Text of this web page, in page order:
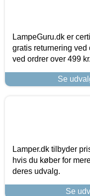
LampeGuru.dk er
gratis returnering ved
ved ordrer over 499
Se
Lamper.dk tilbyder
hvis du køber for
deres udvalg.
Se